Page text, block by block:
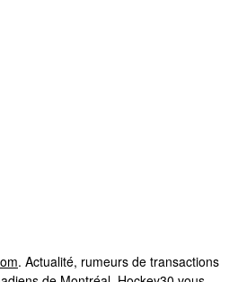
. Actualité, rumeurs de transactions